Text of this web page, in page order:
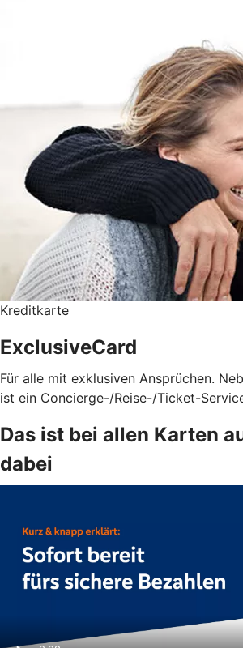
Kreditkarte
ExclusiveCard
Für alle mit exklusiven Ansprüchen.
ist ein Concierge-/Reise-/Ticket-
Das ist bei allen Karten
dabei